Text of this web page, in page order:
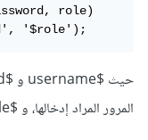
role)
'$role');
المرور المراد إدخالها، و $role هو دور المستخدم (مريض أو طبيب).